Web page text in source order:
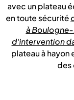
avec un plateau
en toute sécurité
à
d'intervention
plateau à hayon
des